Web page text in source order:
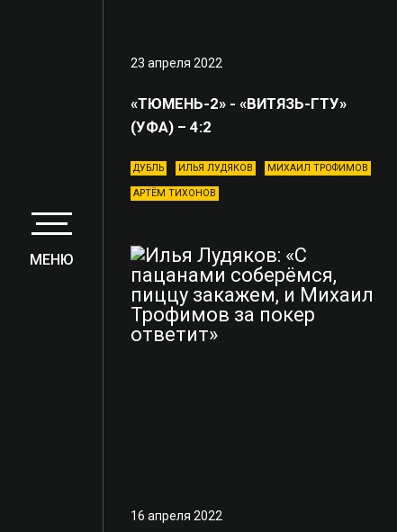
МЕНЮ
23 апреля 2022
«ТЮМЕНЬ-2» - «ВИТЯЗЬ-ГТУ»
(УФА) – 4:2
ДУБЛЬ ИЛЬЯ ЛУДЯКОВ МИХАИЛ ТРОФИМОВ
АРТЁМ ТИХОНОВ
16 апреля 2022